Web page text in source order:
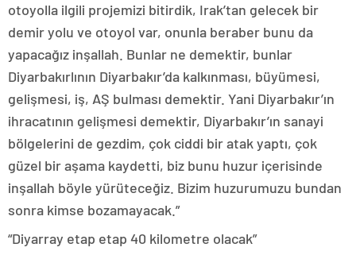
otoyolla ilgili projemizi bitirdik, Irak’tan gelecek bir
demir yolu ve otoyol var, onunla beraber bunu da
yapacağız inşallah. Bunlar ne demektir, bunlar
Diyarbakırlının Diyarbakır’da kalkınması, büyümesi,
gelişmesi, iş, AŞ bulması demektir. Yani Diyarbakır’ın
ihracatının gelişmesi demektir, Diyarbakır’ın sanayi
bölgelerini de gezdim, çok ciddi bir atak yaptı, çok
güzel bir aşama kaydetti, biz bunu huzur içerisinde
inşallah böyle yürüteceğiz. Bizim huzurumuzu bundan
sonra kimse bozamayacak.”
“Diyarray etap etap 40 kilometre olacak”